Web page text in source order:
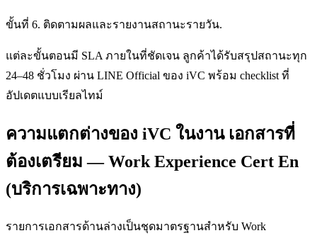
ขั้นที่ 6. ติดตามผลและรายงานสถานะรายวัน.
แต่ละขั้นตอนมี SLA ภายในที่ชัดเจน ลูกค้าได้รับสรุปสถานะทุก
24–48 ชั่วโมง ผ่าน LINE Official ของ iVC พร้อม checklist ที่
อัปเดตแบบเรียลไทม์
ความแตกต่างของ iVC ในงาน เอกสารที่
ต้องเตรียม — Work Experience Cert En
(บริการเฉพาะทาง)
รายการเอกสารด้านล่างเป็นชุดมาตรฐานสำหรับ Work